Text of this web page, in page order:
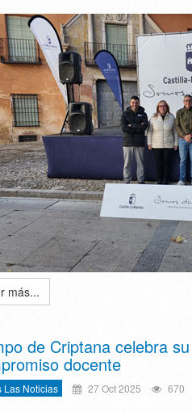
más...
de Criptana celebra
docente
Las Noticias 27 Oct 2025 670